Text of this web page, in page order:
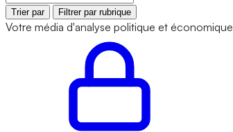
Trier par Filtrer par rubrique
Votre média d'analyse politique et économique